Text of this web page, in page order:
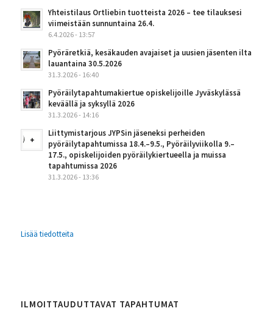
Yhteistilaus Ortliebin tuotteista 2026 – tee tilauksesi
viimeistään sunnuntaina 26.4.
6.4.2026 - 13:57
Pyöräretkiä, kesäkauden avajaiset ja uusien jäsenten ilta
lauantaina 30.5.2026
31.3.2026 - 16:40
Pyöräilytapahtumakiertue opiskelijoille Jyväskylässä
keväällä ja syksyllä 2026
31.3.2026 - 14:16
Liittymistarjous JYPSin jäseneksi perheiden
pyöräilytapahtumissa 18.4.–9.5., Pyöräilyviikolla 9.–
17.5., opiskelijoiden pyöräilykiertueella ja muissa
tapahtumissa 2026
31.3.2026 - 13:36
Lisää tiedotteita
ILMOITTAUDUTTAVAT TAPAHTUMAT